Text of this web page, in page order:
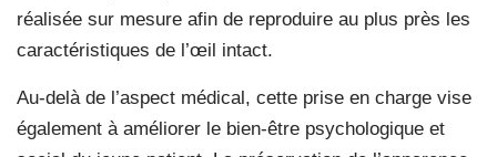
réalisée sur mesure afin de reproduire au plus près les
caractéristiques de l’œil intact.
Au-delà de l’aspect médical, cette prise en charge vise
également à améliorer le bien-être psychologique et